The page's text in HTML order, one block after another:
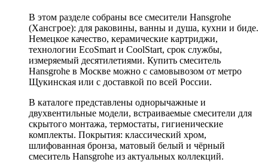
В этом разделе собраны все смесители Hansgrohe
(Хансгрое): для раковины, ванны и душа, кухни и биде.
Немецкое качество, керамические картриджи,
технологии EcoSmart и CoolStart, срок службы,
измеряемый десятилетиями. Купить смеситель
Hansgrohe в Москве можно с самовывозом от метро
Щукинская или с доставкой по всей России.
В каталоге представлены однорычажные и
двухвентильные модели, встраиваемые смесители для
скрытого монтажа, термостаты, гигиенические
комплекты. Покрытия: классический хром,
шлифованная бронза, матовый белый и чёрный
смеситель Hansgrohe из актуальных коллекций.